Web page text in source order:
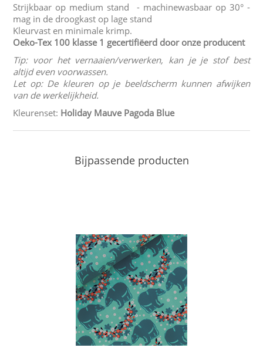
Strijkbaar op medium stand - machinewasbaar op 30° -
mag in de droogkast op lage stand
Kleurvast en minimale krimp.
Oeko-Tex 100 klasse 1 gecertifiëerd door onze producent
Tip: voor het vernaaien/verwerken, kan je je stof best
altijd even voorwassen.
Let op: De kleuren op je beeldscherm kunnen afwijken
van de werkelijkheid.
Kleurenset: Holiday Mauve Pagoda Blue
Bijpassende producten